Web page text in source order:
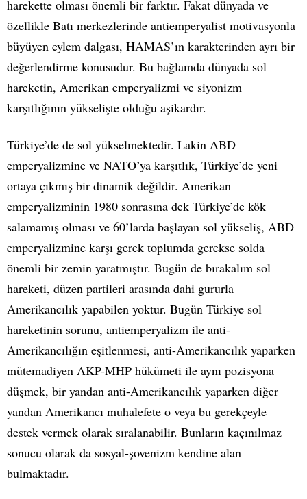
harekette olması önemli bir farktır. Fakat dünyada ve
özellikle Batı merkezlerinde antiemperyalist motivasyonla
büyüyen eylem dalgası, HAMAS’ın karakterinden ayrı bir
değerlendirme konusudur. Bu bağlamda dünyada sol
hareketin, Amerikan emperyalizmi ve siyonizm
karşıtlığının yükselişte olduğu aşikardır.
Türkiye’de de sol yükselmektedir. Lakin ABD
emperyalizmine ve NATO’ya karşıtlık, Türkiye’de yeni
ortaya çıkmış bir dinamik değildir. Amerikan
emperyalizminin 1980 sonrasına dek Türkiye’de kök
salamamış olması ve 60’larda başlayan sol yükseliş, ABD
emperyalizmine karşı gerek toplumda gerekse solda
önemli bir zemin yaratmıştır. Bugün de bırakalım sol
hareketi, düzen partileri arasında dahi gururla
Amerikancılık yapabilen yoktur. Bugün Türkiye sol
hareketinin sorunu, antiemperyalizm ile anti-
Amerikancılığın eşitlenmesi, anti-Amerikancılık yaparken
mütemadiyen AKP-MHP hükümeti ile aynı pozisyona
düşmek, bir yandan anti-Amerikancılık yaparken diğer
yandan Amerikancı muhalefete o veya bu gerekçeyle
destek vermek olarak sıralanabilir. Bunların kaçınılmaz
sonucu olarak da sosyal-şovenizm kendine alan
bulmaktadır.